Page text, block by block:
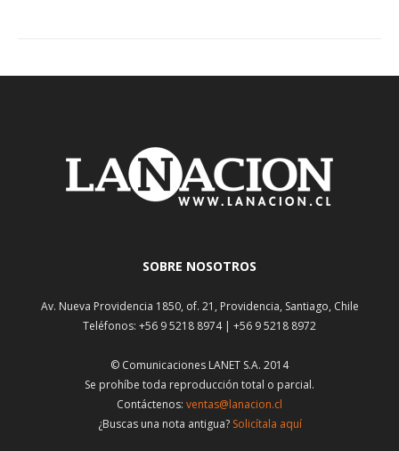
SOBRE NOSOTROS
Av. Nueva Providencia 1850, of. 21, Providencia, Santiago, Chile
Teléfonos: +56 9 5218 8974 | +56 9 5218 8972
© Comunicaciones LANET S.A. 2014
Se prohíbe toda reproducción total o parcial.
Contáctenos: ventas@lanacion.cl
¿Buscas una nota antigua? Solicítala aquí